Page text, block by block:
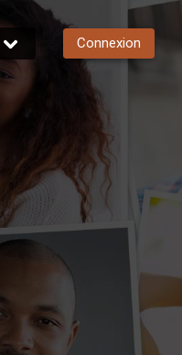
Connexion